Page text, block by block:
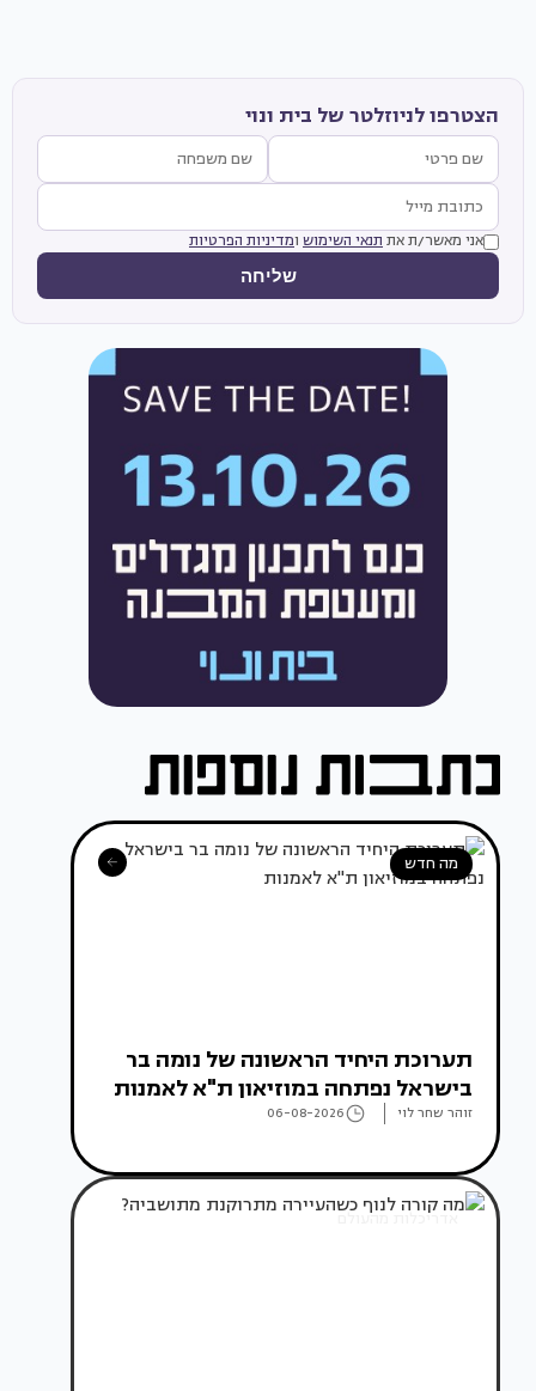
הצטרפו לניוזלטר של בית ונוי
אני מאשר/ת את תנאי השימוש ומדיניות הפרטיות
שליחה
מה חדש
תערוכת היחיד הראשונה של נומה בר
בישראל נפתחה במוזיאון ת"א לאמנות
זוהר שחר לוי 06-08-2026
אדריכלות מהעולם